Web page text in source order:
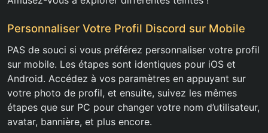
Personnaliser Votre Profil Discord sur Mobile
PAS de souci si vous préférez personnaliser votre profil
sur mobile. Les étapes sont identiques pour iOS et
Android. Accédez à vos paramètres en appuyant sur
votre photo de profil, et ensuite, suivez les mêmes
étapes que sur PC pour changer votre nom d’utilisateur,
avatar, bannière, et plus encore.